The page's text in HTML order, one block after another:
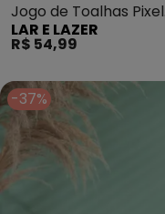
Jogo de Toalhas Pixel
(Azul Marinho) 2 Peças
LAR E LAZER
R$ 54,99
-37%